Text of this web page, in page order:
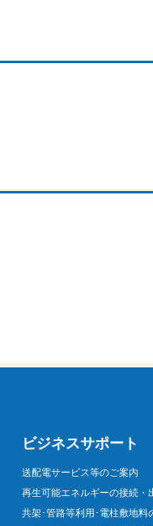
ビジネスサポート
送配電サービス等のご案内
再生可能エネルギーの接続・
共架･管路等利用･電柱敷地料